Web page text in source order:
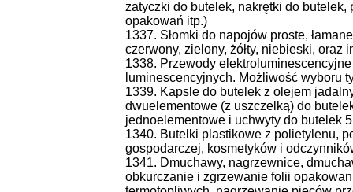
zatyczki do butelek, nakrętki do butelek,
opakowań itp.)
1337. Słomki do napojów proste,
czerwony, zielony, żółty, niebieski, oraz
1338. Przewody
luminescencyjnych. Możliwość wyboru
1339. Kapsle do butelek z olejem
dwuelementowe (z uszczelką) do
jednoelementowe i uchwyty do butelek
1340. Butelki plastikowe z polietylenu,
gospodarczej, kosmetyków i
1341. Dmuchawy, nagrzewnice,
obkurczanie i zgrzewanie folii